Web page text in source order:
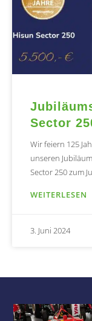
Sector
Wir feiern 125
unseren
Sector 250 zum
WEITERLESEN
3. Juni 2024